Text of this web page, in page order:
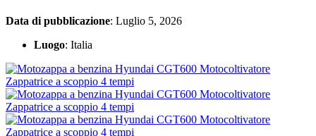
Data di pubblicazione: Luglio 5, 2026
Luogo: Italia